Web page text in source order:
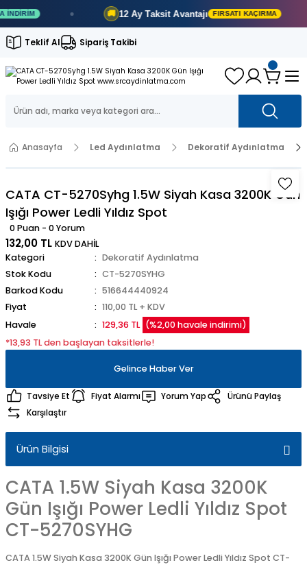
12 Ay Taksit Avantajı FIRSATI KAÇIRMA
Teklif Al Sipariş Takibi
Anasayfa Led Aydınlatma Dekoratif Aydınlatma
CATA CT-5270Syhg 1.5W Siyah Kasa 3200K Gün
Işığı Power Ledli Yıldız Spot
0 Puan - 0 Yorum
132,00 TL KDV DAHİL
Kategori
Dekoratif Aydınlatma
Stok Kodu
CT-5270SYHG
Barkod Kodu
516644440924
Fiyat
110,00 TL + KDV
Havale
129,36 TL (%2,00 havale indirimi)
*13,93 TL den başlayan taksitlerle!
Gelince Haber Ver
Tavsiye Et Fiyat Alarmı Yorum Yap
Ürünü Paylaş
Karşılaştır
Ürün Bilgisi
CATA 1.5W Siyah Kasa 3200K
Gün Işığı Power Ledli Yıldız Spot
CT-5270SYHG
CATA 1.5W Siyah Kasa 3200K Gün Işığı Power Ledli Yıldız Spot CT-